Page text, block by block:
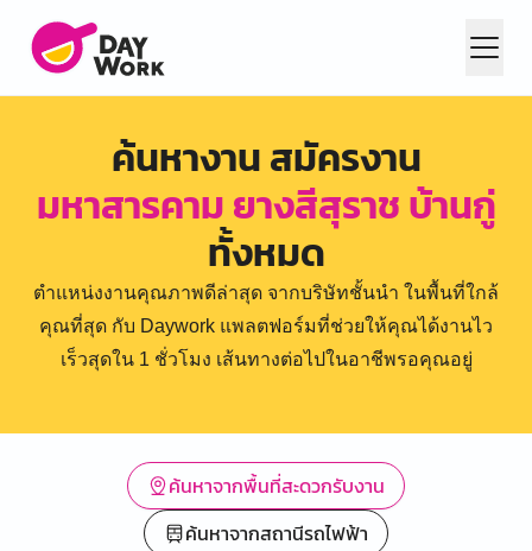
ค้นหางาน สมัครงาน
มหาสารคาม ยางสีสุราช บ้านกู่
ทั้งหมด
ตำแหน่งงานคุณภาพดีล่าสุด จากบริษัทชั้นนำ ในพื้นที่ใกล้
คุณที่สุด กับ Daywork แพลตฟอร์มที่ช่วยให้คุณได้งานไว
เร็วสุดใน 1 ชั่วโมง เส้นทางต่อไปในอาชีพรอคุณอยู่
ค้นหาจากพื้นที่สะดวกรับงาน
ค้นหาจากสถานีรถไฟฟ้า